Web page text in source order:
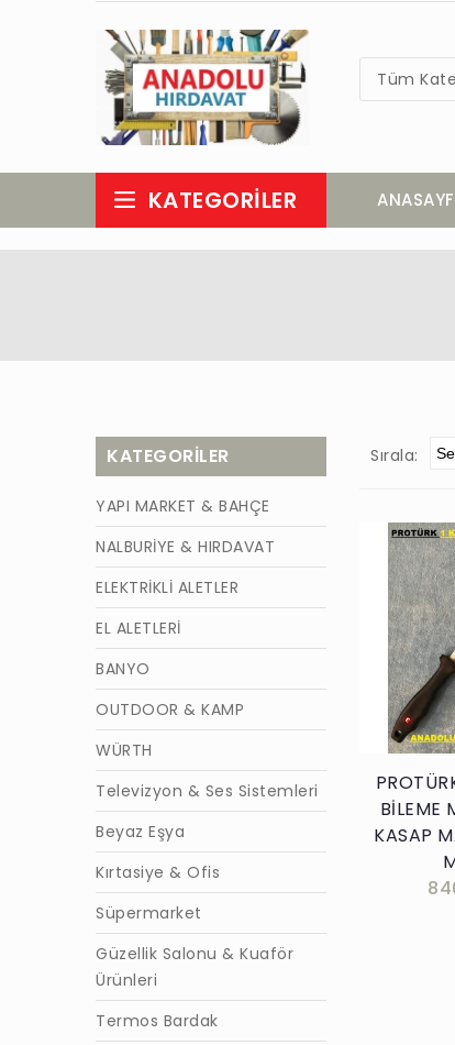
Tüm
KATEGORILER
KATEGORILER
YAPI MARKET & BAHÇE
NALBURİYE & HIRDAVAT
ELEKTRİKLİ ALETLER
EL ALETLERİ
BANYO
OUTDOOR & KAMP
WÜRTH
Televizyon & Ses Sistemleri
Beyaz Eşya
Kırtasiye & Ofis
Süpermarket
Güzellik Salonu & Kuaför
Ürünleri
Termos Bardak
Sırala:
BİLEME
KASAP